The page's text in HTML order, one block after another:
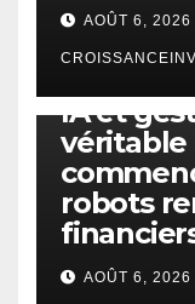
AOÛT 6, 2026
IA et
véritable
robots
AOÛT 6, 2026